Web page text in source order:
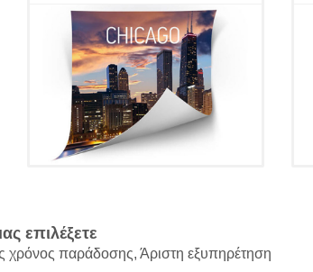
επιλέξετε
παράδοσης, Άριστη εξυπηρέτηση